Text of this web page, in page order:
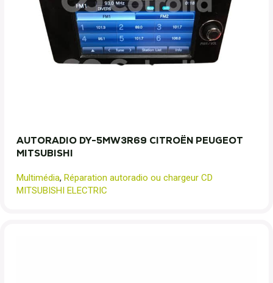
AUTORADIO DY-5MW3R69 CITROËN PEUGEOT
MITSUBISHI
Multimédia, Réparation autoradio ou chargeur CD
MITSUBISHI ELECTRIC